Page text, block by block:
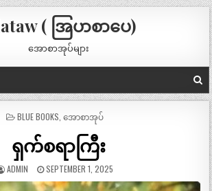
( အြပာစာပေ)
အောစာအုပ်များ
POSTED
BLUE BOOKS အောစာအုပ်
ရှက်စရာကြီး
ADMIN SEPTEMBER 1, 2025